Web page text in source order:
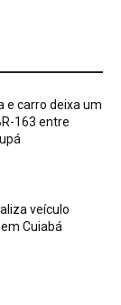
e carro deixa um
163 entre
veículo
Cuiabá